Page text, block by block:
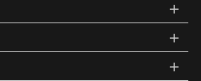
＋
＋
＋